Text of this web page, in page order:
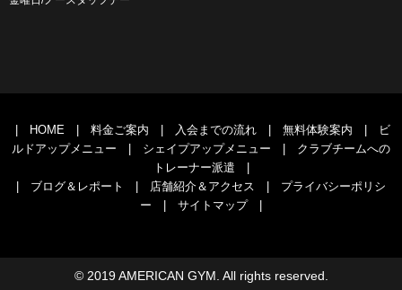
HOME 料金ご案内 入会までの流れ 無料体験案内
ビ
ルドアップメニュー
シェイプアップメニュー
クラブチームへの
トレーナー派遣
ブログ＆レポート 店舗紹介＆アクセス
プライバシーポリシ
ー
サイトマップ|
© 2019 AMERICAN GYM. All rights reserved.